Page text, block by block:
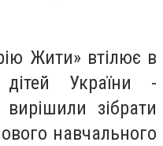
Жити» втілює в
України -
зібрати
навчального